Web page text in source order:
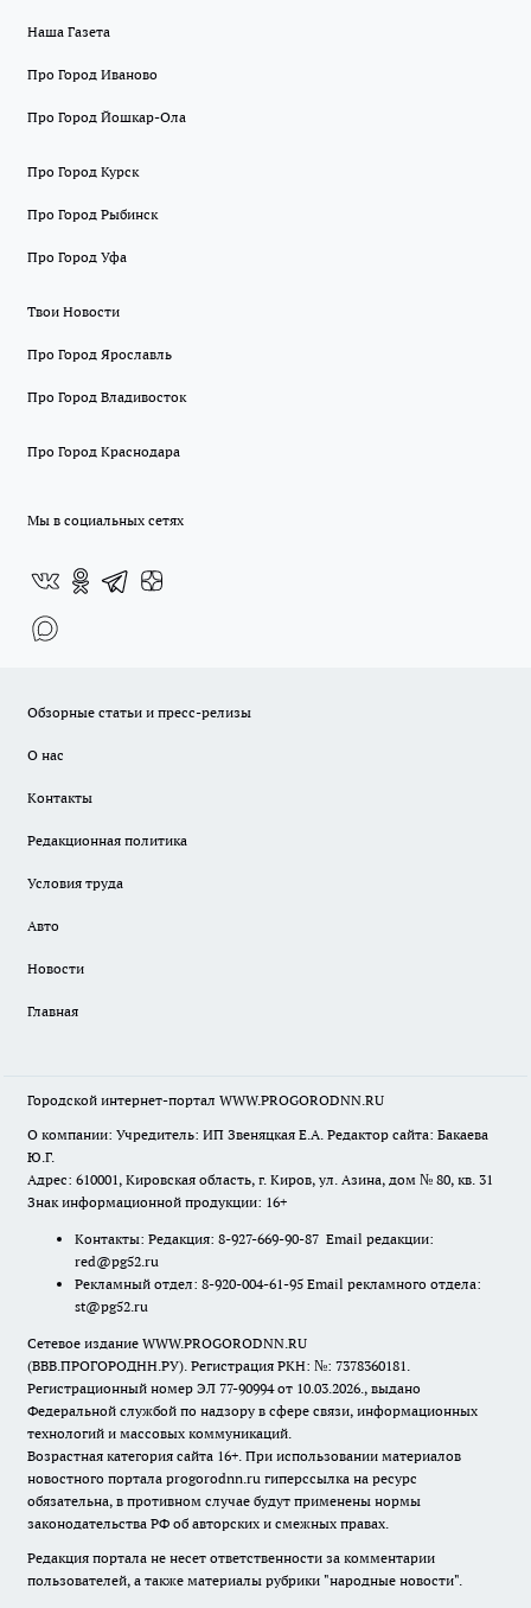
Наша Газета
Про Город Иваново
Про Город Йошкар-Ола
Про Город Курск
Про Город Рыбинск
Про Город Уфа
Твои Новости
Про Город Ярославль
Про Город Владивосток
Про Город Краснодара
Мы в социальных сетях
Обзорные статьи и пресс-релизы
О нас
Контакты
Редакционная политика
Условия труда
Авто
Новости
Главная
Городской интернет-портал WWW.PROGORODNN.RU
О компании: Учредитель: ИП Звеняцкая Е.А. Редактор сайта: Бакаева
Ю.Г.
Адрес: 610001, Кировская область, г. Киров, ул. Азина, дом № 80, кв. 31
Знак информационной продукции: 16+
Контакты: Редакция: 8-927-669-90-87 Email редакции:
red@pg52.ru
Рекламный отдел: 8-920-004-61-95 Email рекламного отдела:
st@pg52.ru
Сетевое издание WWW.PROGORODNN.RU
(ВВВ.ПРОГОРОДНН.РУ). Регистрация РКН: №: 7378360181.
Регистрационный номер ЭЛ 77-90994 от 10.03.2026., выдано
Федеральной службой по надзору в сфере связи, информационных
технологий и массовых коммуникаций.
Возрастная категория сайта 16+. При использовании материалов
новостного портала progorodnn.ru гиперссылка на ресурс
обязательна, в противном случае будут применены нормы
законодательства РФ об авторских и смежных правах.
Редакция портала не несет ответственности за комментарии
пользователей, а также материалы рубрики "народные новости".